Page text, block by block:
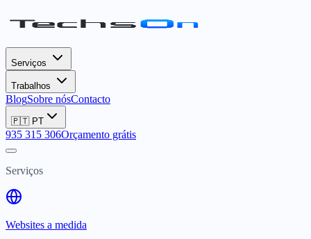
Serviços
Trabalhos
BlogSobre nósContacto
🇵🇹 PT
935 315 306Orçamento grátis
Serviços
Websites a medida